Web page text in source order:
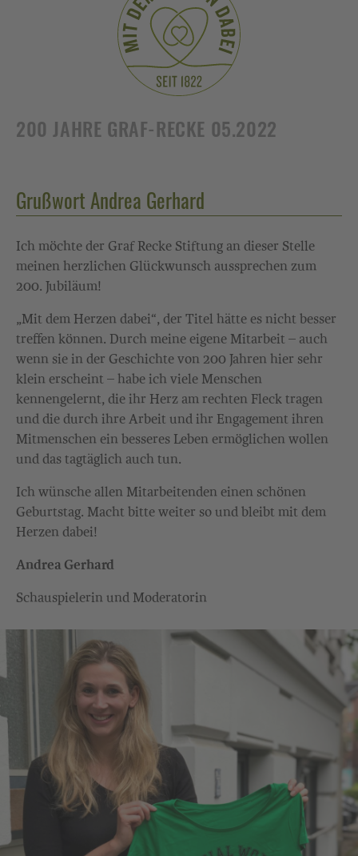
200 JAHRE GRAF-RECKE 05.2022
Grußwort Andrea Gerhard
Ich möchte der Graf Recke Stiftung an dieser Stelle
meinen herzlichen Glückwunsch aussprechen zum
200. Jubiläum!
„Mit dem Herzen dabei“, der Titel hätte es nicht besser
treffen können. Durch meine eigene Mitarbeit – auch
wenn sie in der Geschichte von 200 Jahren hier sehr
klein erscheint – habe ich viele Menschen
kennengelernt, die ihr Herz am rechten Fleck tragen
und die durch ihre Arbeit und ihr Engagement ihren
Mitmenschen ein besseres Leben ermöglichen wollen
und das tagtäglich auch tun.
Ich wünsche allen Mitarbeitenden einen schönen
Geburtstag. Macht bitte weiter so und bleibt mit dem
Herzen dabei!
Andrea Gerhard
Schauspielerin und Moderatorin